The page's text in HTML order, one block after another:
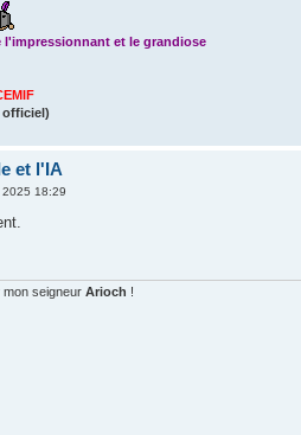
l'impressionnant et le grandiose
et l'IA
2025 18:29
seigneur Arioch !